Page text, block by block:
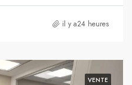
il y a24 heures
VENTE